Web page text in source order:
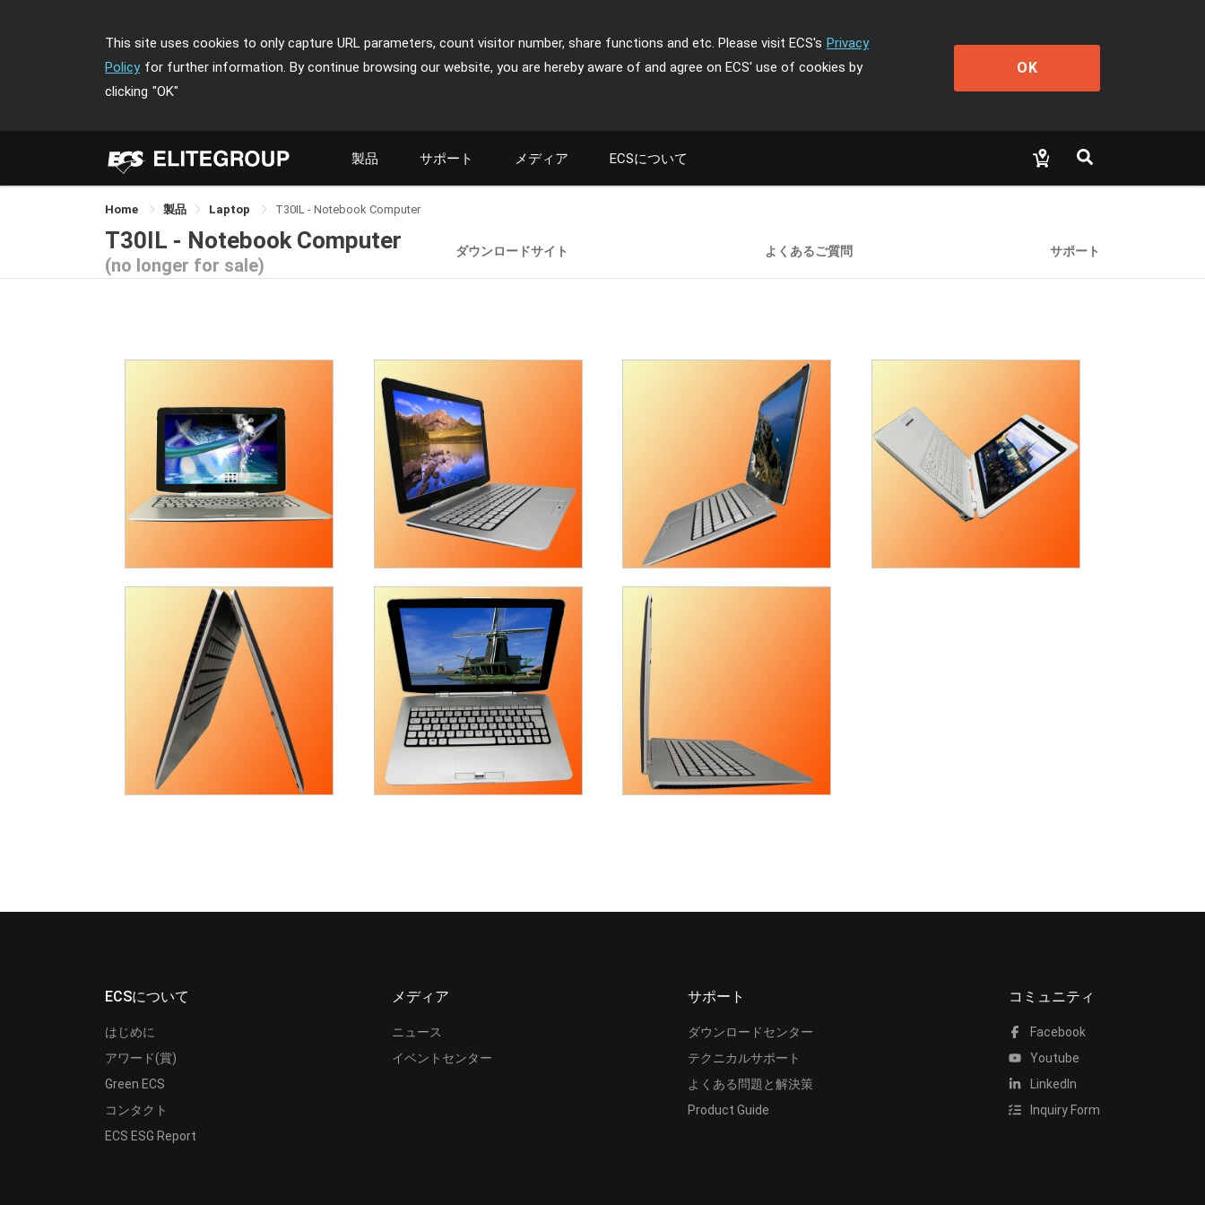
This site uses cookies to only capture URL parameters, count visitor number, share functions and etc. Please visit ECS's Privacy
Policy for further information. By continue browsing our website, you are hereby aware of and agree on ECS' use of cookies by
clicking "OK"
OK
製品 サポート メディア ECSについて
Home 製品 Laptop T30IL - Notebook Computer
T30IL - Notebook Computer
(no longer for sale)
ダウンロードサイト よくあるご質問 サポート
ECSについて
はじめに
アワード(賞)
Green ECS
コンタクト
ECS ESG Report
メディア
ニュース
イベントセンター
サポート
ダウンロードセンター
テクニカルサポート
よくある問題と解決策
Product Guide
コミュニティ
Facebook
Youtube
LinkedIn
Inquiry Form